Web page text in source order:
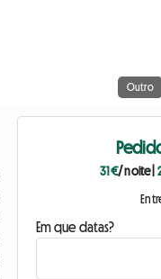
Outro
31 €/ noite|
Em que datas?